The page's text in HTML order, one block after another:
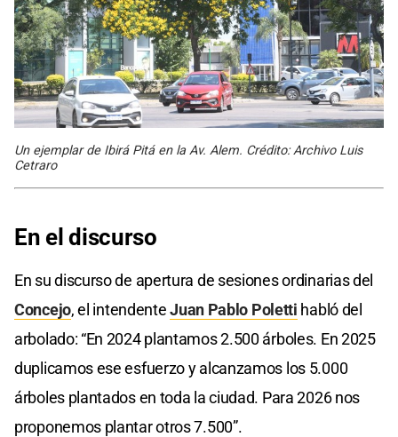
Un ejemplar de Ibirá Pitá en la Av. Alem. Crédito: Archivo Luis
Cetraro
En el discurso
En su discurso de apertura de sesiones ordinarias del
Concejo, el intendenteJuan Pablo Poletti habló del
arbolado: “En 2024 plantamos 2.500 árboles. En 2025
duplicamos ese esfuerzo y alcanzamos los 5.000
árboles plantados en toda la ciudad. Para 2026 nos
proponemos plantar otros 7.500”.